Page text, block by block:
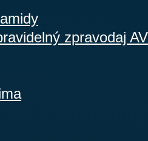
zpravodaj